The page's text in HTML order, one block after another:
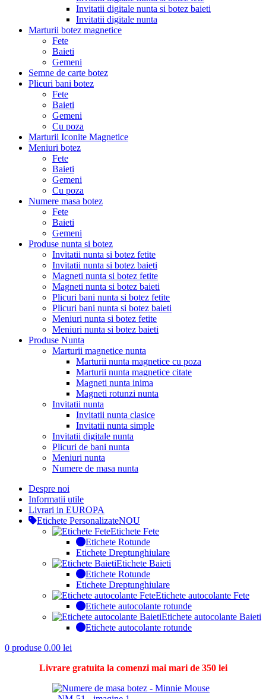
Invitatii digitale nunta si botez baieti
Invitatii digitale nunta
Marturii botez magnetice
Fete
Baieti
Gemeni
Semne de carte botez
Plicuri bani botez
Fete
Baieti
Gemeni
Cu poza
Marturii Iconite Magnetice
Meniuri botez
Fete
Baieti
Gemeni
Cu poza
Numere masa botez
Fete
Baieti
Gemeni
Produse nunta si botez
Invitatii nunta si botez fetite
Invitatii nunta si botez baieti
Magneti nunta si botez fetite
Magneti nunta si botez baieti
Plicuri bani nunta si botez fetite
Plicuri bani nunta si botez baieti
Meniuri nunta si botez fetite
Meniuri nunta si botez baieti
Produse Nunta
Marturii magnetice nunta
Marturii nunta magnetice cu poza
Marturii nunta magnetice citate
Magneti nunta inima
Magneti rotunzi nunta
Invitatii nunta
Invitatii nunta clasice
Invitatii nunta simple
Invitatii digitale nunta
Plicuri de bani nunta
Meniuri nunta
Numere de masa nunta
Despre noi
Informatii utile
Livrari in EUROPA
Etichete PersonalizateNOU
Etichete Fete
Etichete Rotunde
Etichete Dreptunghiulare
Etichete Baieti
Etichete Rotunde
Etichete Dreptunghiulare
Etichete autocolante Fete
Etichete autocolante rotunde
Etichete autocolante Baieti
Etichete autocolante rotunde
0 produse 0.00 lei
Livrare gratuita la comenzi mai mari de 350 lei